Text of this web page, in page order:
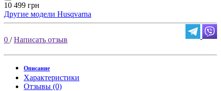
10 499 грн
Другие модели Husqvarna
0 /Написать отзыв
Описание
Характеристики
Отзывы (0)